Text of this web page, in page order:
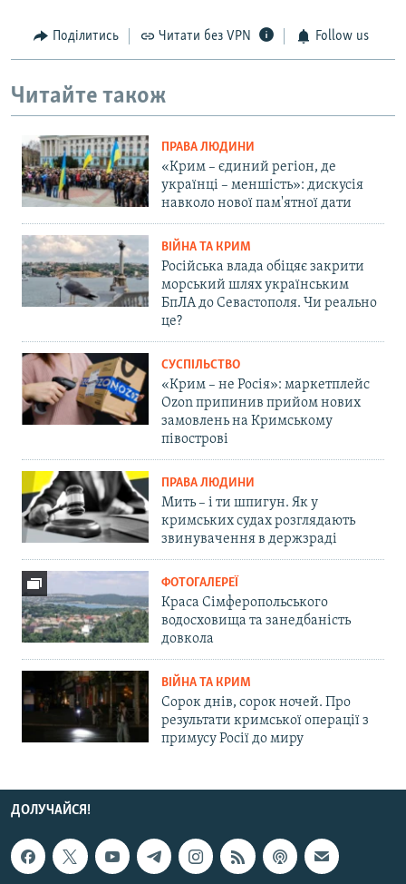
Поділитись Читати без VPN Follow us
Читайте також
ПРАВА ЛЮДИНИ
«Крим – єдиний регіон, де
українці – меншість»: дискусія
навколо нової пам'ятної дати
ВІЙНА ТА КРИМ
Російська влада обіцяє закрити
морський шлях українським
БпЛА до Севастополя. Чи реально
це?
СУСПІЛЬСТВО
«Крим – не Росія»: маркетплейс
Ozon припинив прийом нових
замовлень на Кримському
півострові
ПРАВА ЛЮДИНИ
Мить – і ти шпигун. Як у
кримських судах розглядають
звинувачення в держзраді
ФОТОГАЛЕРЕЇ
Краса Сімферопольського
водосховища та занедбаність
довкола
ВІЙНА ТА КРИМ
Сорок днів, сорок ночей. Про
результати кримської операції з
примусу Росії до миру
ДОЛУЧАЙСЯ!